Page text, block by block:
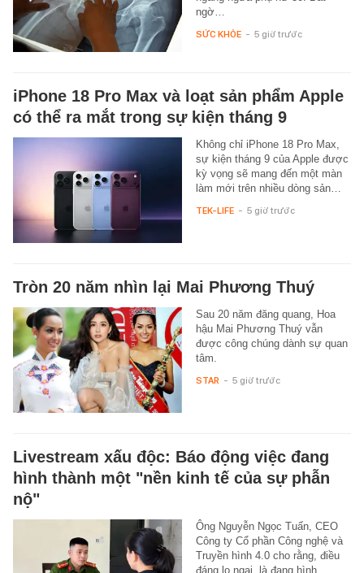
ngờ…
SỨC KHỎE - 5 giờ trước
iPhone 18 Pro Max và loạt sản phẩm Apple
có thể ra mắt trong sự kiện tháng 9
Không chỉ iPhone 18 Pro Max,
sự kiện tháng 9 của Apple được
kỳ vọng sẽ mang đến một màn
làm mới trên nhiều dòng sản…
TEK-LIFE - 5 giờ trước
Tròn 20 năm nhìn lại Mai Phương Thuý
Sau 20 năm đăng quang, Hoa
hậu Mai Phương Thuý vẫn
được công chúng dành sự quan
tâm.
STAR - 5 giờ trước
Livestream xấu độc: Báo động việc đang
hình thành một "nền kinh tế của sự phẫn
nộ"
Ông Nguyễn Ngọc Tuấn, CEO
Công ty Cổ phần Công nghệ và
Truyền hình 4.0 cho rằng, điều
đáng lo ngại, là đang hình